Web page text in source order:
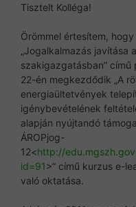
Tisztelt Kolléga!
Örömmel értesítem,
„Jogalkalmazás javítása
szakigazgatásban”
22-én megkezdődik „A
energiaültetvények
igénybevételének
alapján nyújtandó
ÁROPjog-
12<http://
id=91>” című kurzus e-
való oktatása.